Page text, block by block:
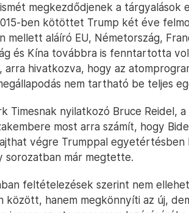
megkezdődjenek a tárgyalások
ben kötöttet Trump két éve
mellett aláíró EU, Németország,
és Kína továbbra is fenntartotta
arra hivatkozva, hogy az
nem tartható be teljes
Timesnak nyilatkozó Bruce Reidel,
most arra számít, hogy
végre Trumppal egyetértésben
sorozatban már megtette.
feltételezések szerint nem
között, hanem megkönnyíti az új,